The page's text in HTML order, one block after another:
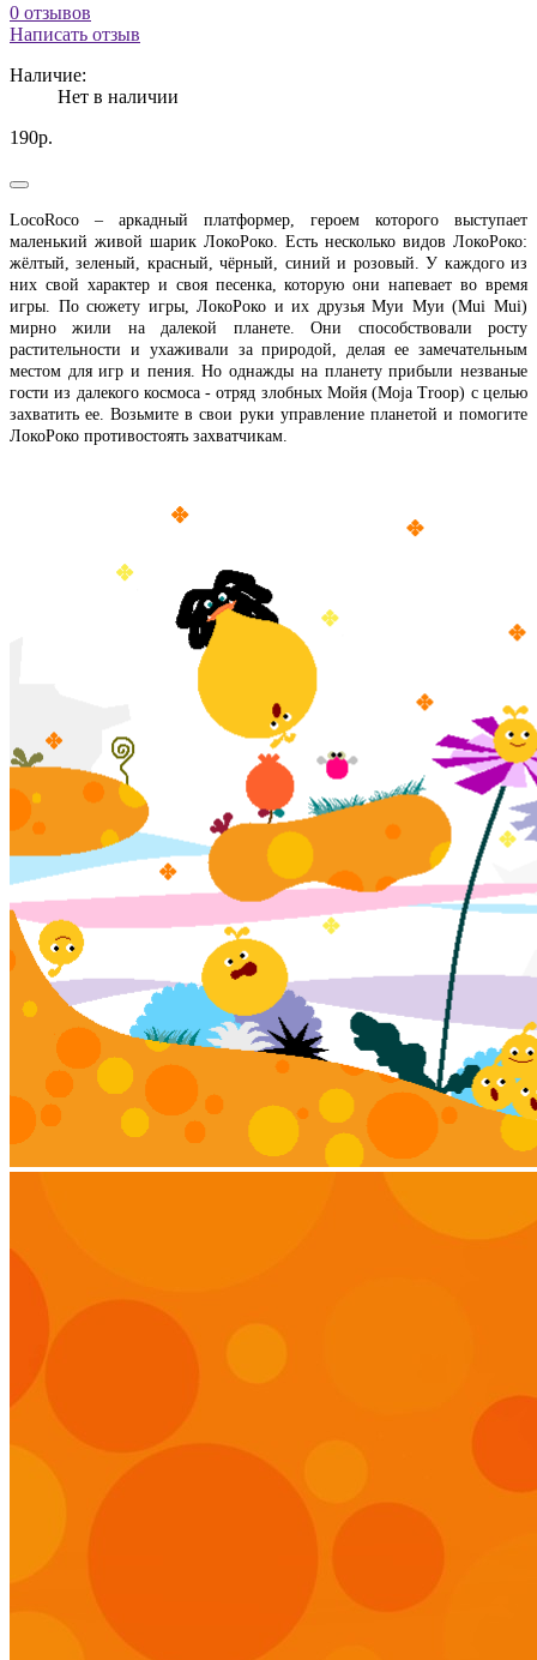
0 отзывов
Написать отзыв
Наличие:
Нет в наличии
190р.
LocoRoco – аркадный платформер, героем которого выступает
маленький живой шарик ЛокоРоко. Есть несколько видов ЛокоРоко:
жёлтый, зеленый, красный, чёрный, синий и розовый. У каждого из
них свой характер и своя песенка, которую они напевает во время
игры. По сюжету игры, ЛокоРоко и их друзья Муи Муи (Mui Mui)
мирно жили на далекой планете. Они способствовали росту
растительности и ухаживали за природой, делая ее замечательным
местом для игр и пения. Но однажды на планету прибыли незваные
гости из далекого космоса - отряд злобных Мойя (Moja Troop) с целью
захватить ее. Возьмите в свои руки управление планетой и помогите
ЛокоРоко противостоять захватчикам.